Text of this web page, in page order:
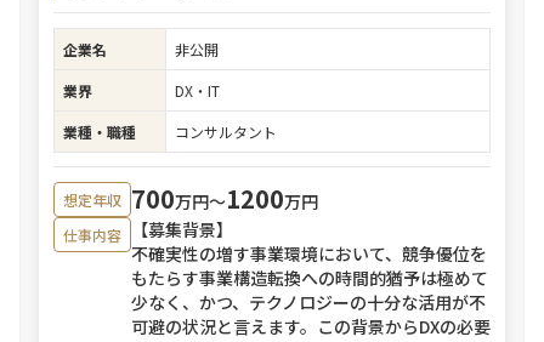
企業名
非公開
業界
DX・IT
業種・職種
コンサルタント
想定年収 700万円〜1200万円
仕事内容
【募集背景】
不確実性の増す事業環境において、競争優位を
もたらす事業構造転換への時間的猶予は極めて
少なく、かつ、テクノロジーの十分な活用が不
可避の状況と言えます。この背景からDXの必要